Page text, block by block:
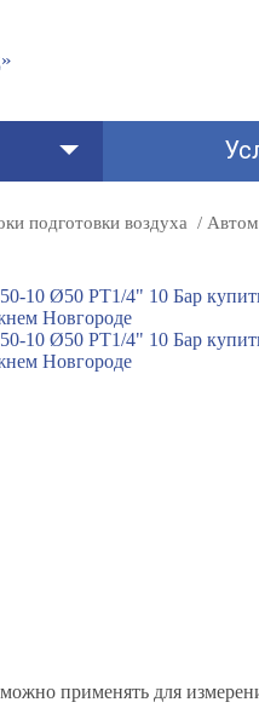
подготовки воздуха
применять для